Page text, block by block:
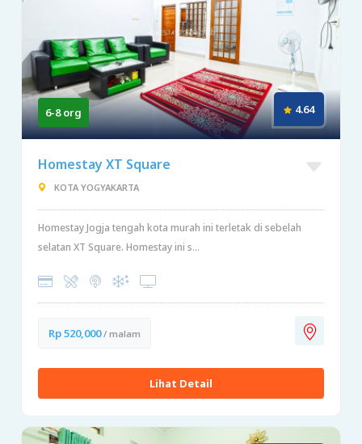
6-8 org 4.64
Homestay XT Square
KOTA YOGYAKARTA
Homestay Jogja tengah kota murah ini terletak di sebelah
selatan XT Square. Homestay ini s...
Rp 520,000/ malam
Lihat Detail